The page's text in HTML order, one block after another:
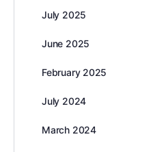
July 2025
June 2025
February 2025
July 2024
March 2024